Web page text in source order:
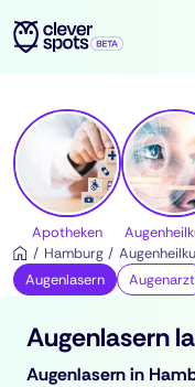
cleverspots -
Apotheken
Hamburg
Augenlasern
Augenarzt
Augenlasern
Augenlasern in